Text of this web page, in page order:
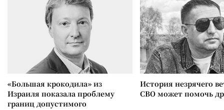
«Большая крокодила» из
Израиля показала проблему
границ допустимого
История незрячего
СВО может помочь